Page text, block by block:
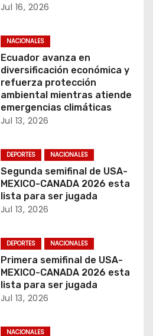
Jul 16, 2026
NACIONALES
Ecuador avanza en
diversificación económica y
refuerza protección
ambiental mientras atiende
emergencias climáticas
Jul 13, 2026
DEPORTES NACIONALES
Segunda semifinal de USA-
MEXICO-CANADA 2026 esta
lista para ser jugada
Jul 13, 2026
DEPORTES NACIONALES
Primera semifinal de USA-
MEXICO-CANADA 2026 esta
lista para ser jugada
Jul 13, 2026
NACIONALES